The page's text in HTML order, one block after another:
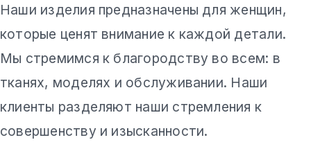
Наши изделия предназначены для женщин,
которые ценят внимание к каждой детали.
Мы стремимся к благородству во всем: в
тканях, моделях и обслуживании. Наши
клиенты разделяют наши стремления к
совершенству и изысканности.